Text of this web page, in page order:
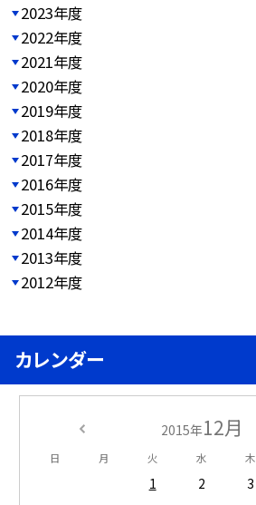
2023年度
2022年度
2021年度
2020年度
2019年度
2018年度
2017年度
2016年度
2015年度
2014年度
2013年度
2012年度
カレンダー
2015年12月
日 月 火 水 木
1 2 3